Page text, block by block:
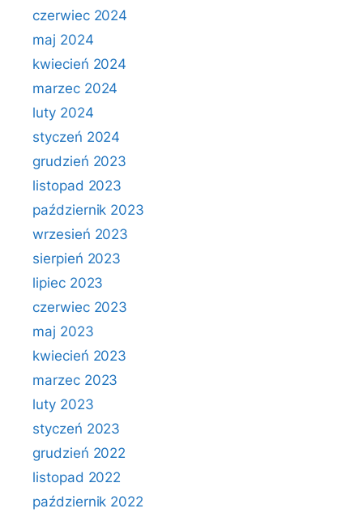
czerwiec 2024
maj 2024
kwiecień 2024
marzec 2024
luty 2024
styczeń 2024
grudzień 2023
listopad 2023
październik 2023
wrzesień 2023
sierpień 2023
lipiec 2023
czerwiec 2023
maj 2023
kwiecień 2023
marzec 2023
luty 2023
styczeń 2023
grudzień 2022
listopad 2022
październik 2022